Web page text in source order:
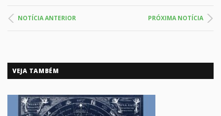
NOTÍCIA ANTERIOR PRÓXIMA NOTÍCIA
VEJA TAMBÉM